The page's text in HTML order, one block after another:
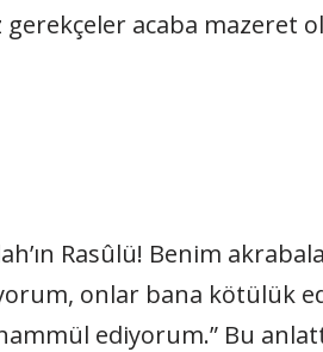
acaba mazeret
Rasûlü! Benim
onlar bana kötülük
ediyorum.” Bu